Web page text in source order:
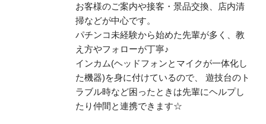
お客様のご案内や接客・景品交換、店内清
掃などが中心です。
パチンコ未経験から始めた先輩が多く、教
え方やフォローが丁寧♪
インカム(ヘッドフォンとマイクが一体化し
た機器)を身に付けているので、
遊技台のト
ラブル時など困ったときは先輩にヘルプし
たり仲間と連携できます☆